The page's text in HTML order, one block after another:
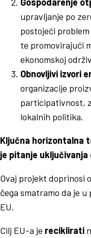
upravljanje po
postojeći
te promovirajući
ekonomskoj
Obnovljivi izvori
organizacije
participativnost,
lokalnih politika.
Ključna horizontalna
je pitanje uključivanja
Ovaj projekt doprinosi
čega smatramo da je
EU.
Cilj EU-a je reciklirati